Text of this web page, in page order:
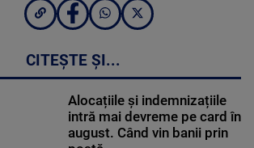
CITEȘTE ȘI...
Alocațiile și indemnizațiile
intră mai devreme pe card în
august. Când vin banii prin